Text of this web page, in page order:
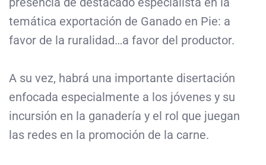
temática exportación de Ganado en Pie: a
favor de la ruralidad…a favor del productor.
A su vez, habrá una importante disertación
enfocada especialmente a los jóvenes y su
incursión en la ganadería y el rol que juegan
las redes en la promoción de la carne.